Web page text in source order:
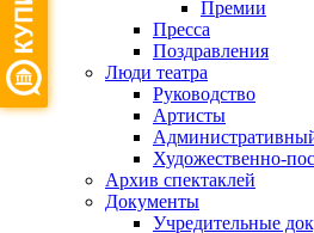
Премии
Пресса
Поздравления
Люди театра
Руководство
Артисты
Художественно-
Архив спектаклей
Документы
Учредительные